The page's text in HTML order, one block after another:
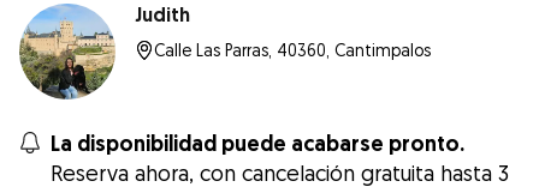
Judith
Calle Las Parras, 40360, Cantimpalos
La disponibilidad puede acabarse pronto.
Reserva ahora, con cancelación gratuita hasta 3